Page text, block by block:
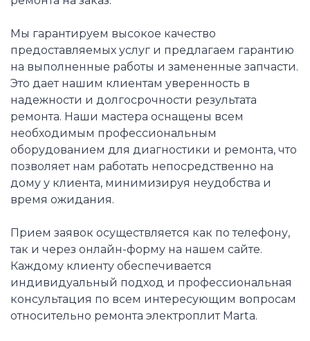
Мы гарантируем высокое качество
предоставляемых услуг и предлагаем гарантию
на выполненные работы и замененные запчасти.
Это дает нашим клиентам уверенность в
надежности и долгосрочности результата
ремонта. Наши мастера оснащены всем
необходимым профессиональным
оборудованием для диагностики и ремонта, что
позволяет нам работать непосредственно на
дому у клиента, минимизируя неудобства и
время ожидания.
Прием заявок осуществляется как по телефону,
так и через онлайн-форму на нашем сайте.
Каждому клиенту обеспечивается
индивидуальный подход и профессиональная
консультация по всем интересующим вопросам
относительно ремонта электроплит Marta.